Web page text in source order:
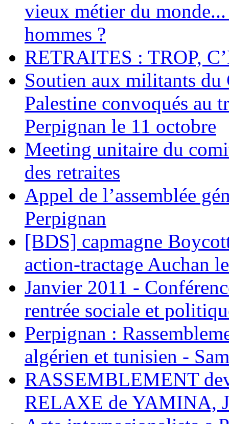
vieux métier du
hommes ?
RETRAITES : TROP,
Soutien aux militants
Palestine convoqués au
Perpignan le 11 octobre
Meeting unitaire du
des retraites
Appel de l’assemblée
Perpignan
[BDS] capmagne
action-tractage Auchan
Janvier 2011 -
rentrée sociale et
Perpignan :
algérien et tunisien -
RASSEMBLEMENT
RELAXE de YAMINA,